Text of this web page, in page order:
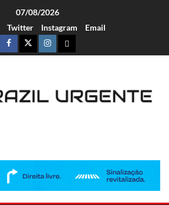
07/08/2026
Twitter Instagram Email